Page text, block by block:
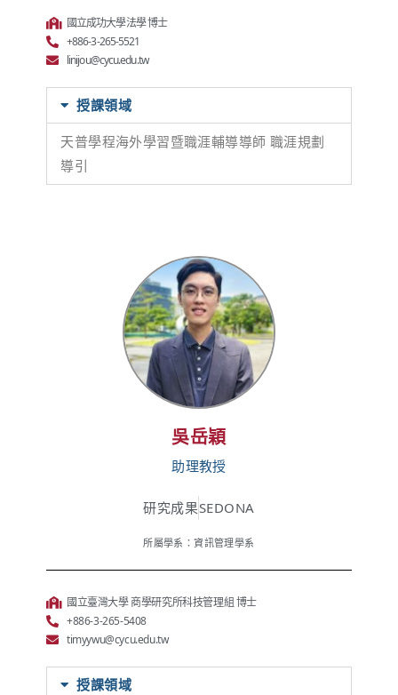
國立成功大學法學 博士
+886-3-265-5521
linijou@cycu.edu.tw
授課領域
天普學程海外學習暨職涯輔導導師 職涯規劃
導引
吳岳穎
助理教授
研究成果SEDONA
所屬學系：資訊管理學系
國立臺灣大學 商學研究所科技管理組 博士
+886-3-265-5408
timyywu@cycu.edu.tw
授課領域